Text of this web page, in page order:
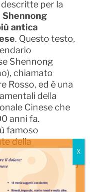
per la
Shennong
antica
. Questo testo,
Shennong
chiamato
Rosso, ed è una
della
Cinese che
anni fa.
famoso
della
Sconosciuto
oggi è sempre più
per il